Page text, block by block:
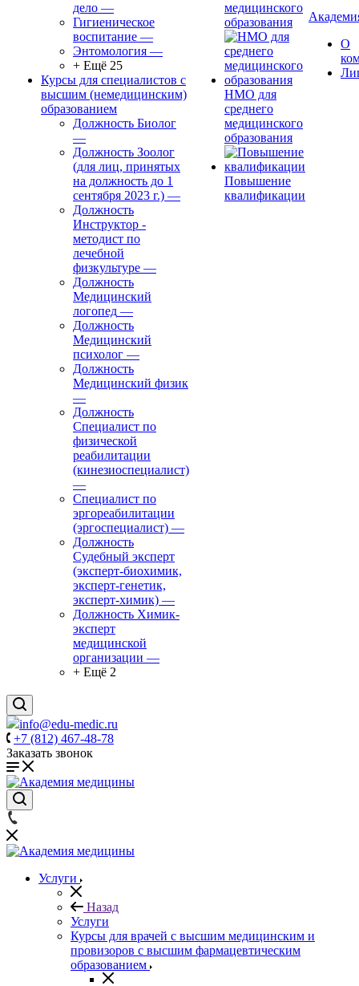
дело —
Гигиеническое
воспитание —
Энтомология —
+ Ещё 25
Курсы для специалистов с
высшим (немедицинским)
образованием
Должность Биолог
—
Должность Зоолог
(для лиц, принятых
на должность до 1
сентября 2023 г.) —
Должность
Инструктор -
методист по
лечебной
физкультуре —
Должность
Медицинский
логопед —
Должность
Медицинский
психолог —
Должность
Медицинский физик
—
Должность
Специалист по
физической
реабилитации
(кинезиоспециалист)
—
Специалист по
эргореабилитации
(эргоспециалист) —
Должность
Судебный эксперт
(эксперт-биохимик,
эксперт-генетик,
эксперт-химик) —
Должность Химик-
эксперт
медицинской
организации —
+ Ещё 2
медицинского
образования
НМО для
среднего
медицинского
образования
Повышение
квалификации
О
info@edu-medic.ru
+7 (812) 467-48-78
Заказать звонок
Услуги
Назад
Услуги
Курсы для врачей с высшим медицинским и
провизоров с высшим фармацевтическим
образованием